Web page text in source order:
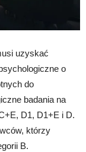
uzyskać
o
do
badania na
D1, D1+E i D.
którzy
B.